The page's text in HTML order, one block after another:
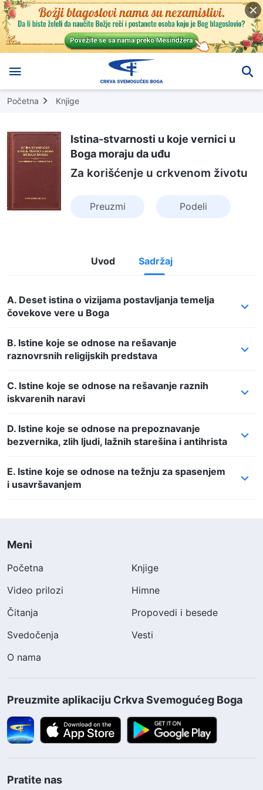
Početna Knjige
Istina-stvarnosti u koje vernici u
Boga moraju da uđu
Za korišćenje u crkvenom životu
Preuzmi Podeli
Uvod Sadržaj
A. Deset istina o vizijama postavljanja temelja
čovekove vere u Boga
B. Istine koje se odnose na rešavanje
raznovrsnih religijskih predstava
C. Istine koje se odnose na rešavanje raznih
iskvarenih naravi
D. Istine koje se odnose na prepoznavanje
bezvernika, zlih ljudi, lažnih starešina i antihrista
E. Istine koje se odnose na težnju za spasenjem
i usavršavanjem
Meni
Početna
Knjige
Video prilozi
Himne
Čitanja
Propovedi i besede
Svedočenja
Vesti
O nama
Preuzmite aplikaciju Crkva Svemogućeg Boga
Pratite nas